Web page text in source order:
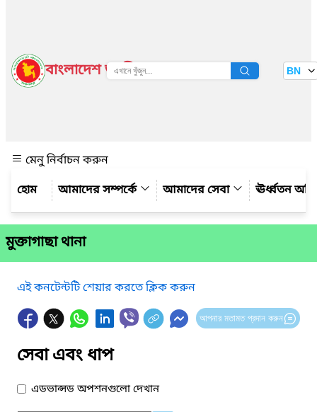
বাংলাদেশ জাতীয় তথ্য বাতায়ন BN
মেনু নির্বাচন করুন
আমাদের সম্পর্কে
আমাদের সেবা ঊর্ধ্বতন
মুক্তাগাছা থানা
এই কনটেন্টটি শেয়ার করতে ক্লিক করুন
আপনার মতামত প্রদান করুন
সেবা এবং ধাপ
এডভান্সড অপশনগুলো দেখান